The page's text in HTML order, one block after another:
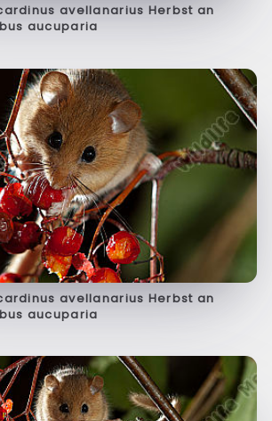
avellanarius Herbst an
aucuparia
avellanarius Herbst an
aucuparia